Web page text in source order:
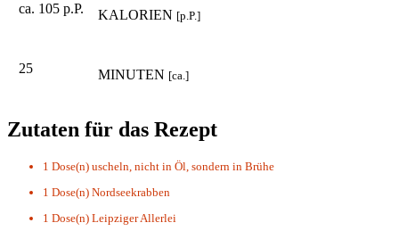
ca. 105 p.P. KALORIEN [p.P.]
25 MINUTEN [ca.]
Zutaten für das Rezept
1 Dose(n) uscheln, nicht in Öl, sondern in Brühe
1 Dose(n) Nordseekrabben
1 Dose(n) Leipziger Allerlei